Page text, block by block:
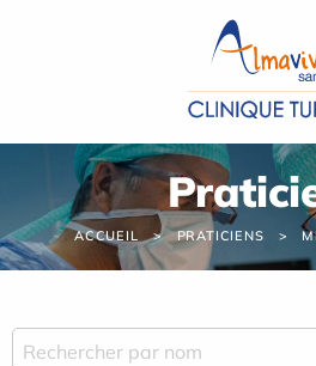
ACCUEIL PRATICIENS
Panneau de gestion des cookies